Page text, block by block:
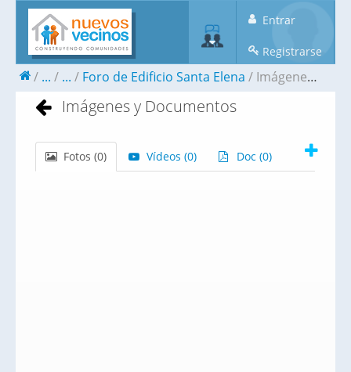
Entrar
Registrarse
... ... Foro de Edificio Santa Elena Imágenes y Documentos
Imágenes y Documentos
Fotos (0) Vídeos (0) Doc (0)